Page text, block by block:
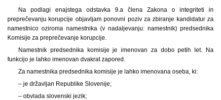
Na podlagi enajstega odstavka 9.a člena Zakona o integriteti in
preprečevanju korupcije objavljam ponovni poziv za zbiranje kandidatur za
namestnico oziroma namestnika (v nadaljevanju: namestnik) predsednika
Komisije za preprečevanje korupcije.
Namestnik predsednika komisije je imenovan za dobo petih let. Na
funkcijo je lahko imenovan dvakrat zapored.
Za namestnika predsednika komisije je lahko imenovana oseba, ki:
– je državljan Republike Slovenije;
– obvlada slovenski jezik;